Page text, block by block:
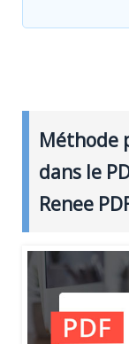
Méthode
dans le
Renee